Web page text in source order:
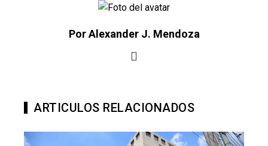
Por Alexander J. Mendoza
ARTICULOS RELACIONADOS